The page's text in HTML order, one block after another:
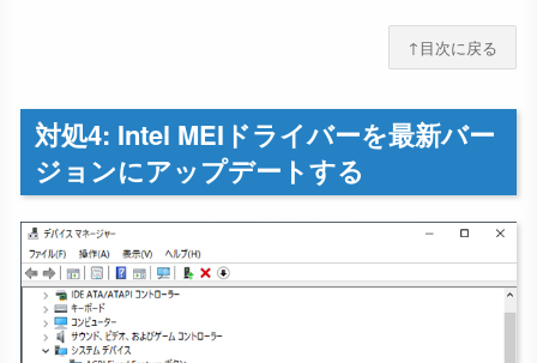
↑目次に戻る
対処4: Intel MEIドライバーを最新バー
ジョンにアップデートする